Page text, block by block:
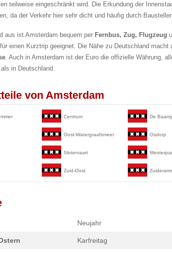
teilweise eingeschränkt wird. Die Erkundung der
da der Verkehr hier sehr dicht und häufig durch
aus ist Amsterdam bequem per Fernbus, Zug, Flugzeug
einen Kurztrip geeignet. Die Nähe zu Deutschland
. Auch in Amsterdam ist der Euro die offizielle Währung,
als in Deutschland.
von Amsterdam
Centrum De
Oost-Watergraafsmeer Osdorp
Slotervaart
Zuid-Oost
Neujahr
Karfreitag